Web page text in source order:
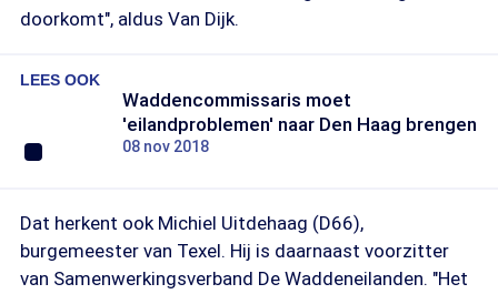
doorkomt", aldus Van Dijk.
LEES OOK
Waddencommissaris moet
'eilandproblemen' naar Den Haag brengen
08 nov 2018
Dat herkent ook Michiel Uitdehaag (D66),
burgemeester van Texel. Hij is daarnaast voorzitter
van Samenwerkingsverband De Waddeneilanden. "Het